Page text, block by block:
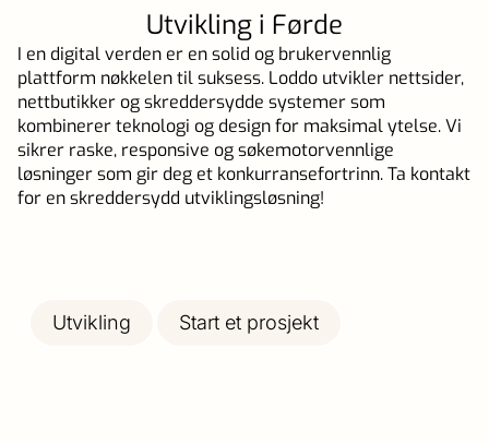
Utvikling i Førde
I en digital verden er en solid og brukervennlig
plattform nøkkelen til suksess. Loddo utvikler nettsider,
nettbutikker og skreddersydde systemer som
kombinerer teknologi og design for maksimal ytelse. Vi
sikrer raske, responsive og søkemotorvennlige
løsninger som gir deg et konkurransefortrinn. Ta kontakt
for en skreddersydd utviklingsløsning!
Utvikling Start et prosjekt